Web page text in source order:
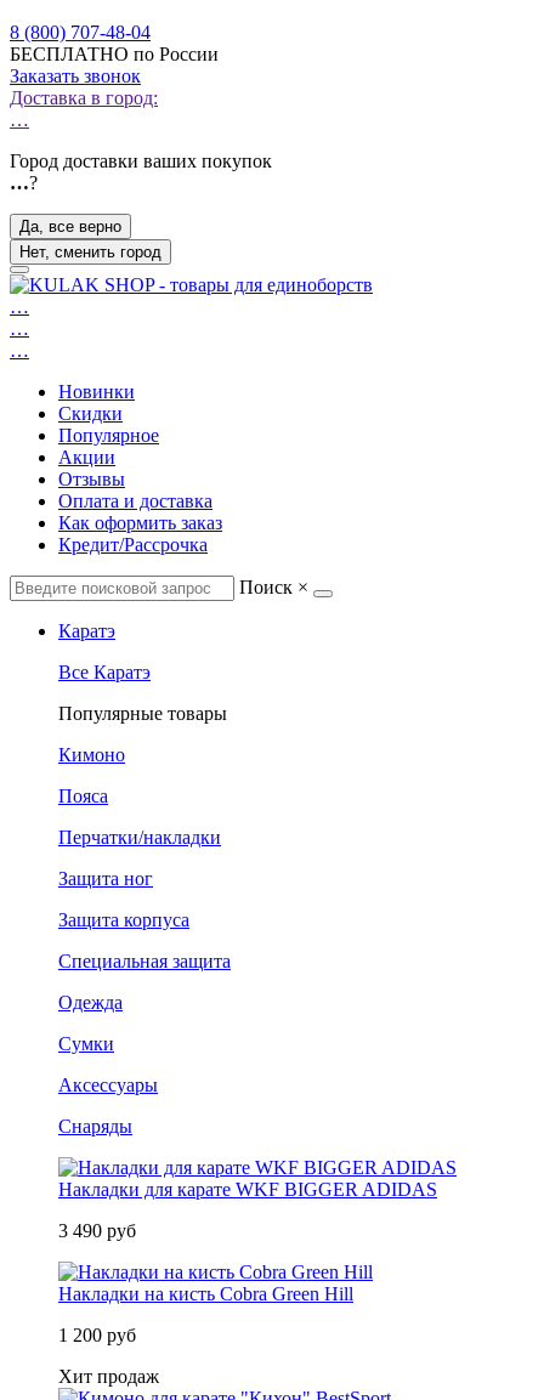
8 (800) 707-48-04
БЕСПЛАТНО по России
Заказать звонок
Доставка в город:
…
Город доставки ваших покупок
…?
Да, все верно
Нет, сменить город
…
…
…
Новинки
Скидки
Популярное
Акции
Отзывы
Оплата и доставка
Как оформить заказ
Кредит/Рассрочка
Поиск ×
Каратэ
Все Каратэ
Популярные товары
Кимоно
Пояса
Перчатки/накладки
Защита ног
Защита корпуса
Специальная защита
Одежда
Сумки
Аксессуары
Снаряды
Накладки для карате WKF BIGGER ADIDAS
3 490 руб
Накладки на кисть Cobra Green Hill
1 200 руб
Хит продаж